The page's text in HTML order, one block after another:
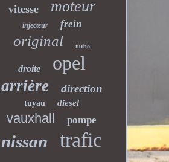
vitesse moteur
injecteur frein
original turbo
droite opel
arrière direction
tuyau diesel
vauxhall pompe
nissan trafic